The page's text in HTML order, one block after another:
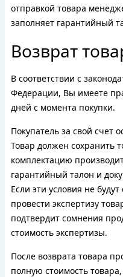
отправкой товара
заполняет гарантийный
Возврат
В соответствии с
Федерации, Вы имеете
дней с момента покупки.
Покупатель за свой счет
Товар должен сохранить
комплектацию
гарантийный талон и
Если эти условия не
провести экспертизу
подтвердит сомнения
стоимость экспертизы.
После возврата товара
полную стоимость